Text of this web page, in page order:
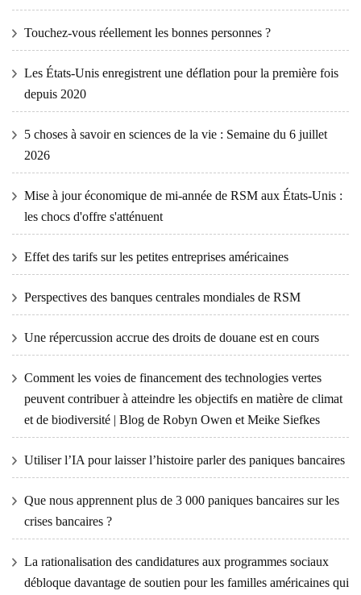
Touchez-vous réellement les bonnes personnes ?
Les États-Unis enregistrent une déflation pour la première fois
depuis 2020
5 choses à savoir en sciences de la vie : Semaine du 6 juillet
2026
Mise à jour économique de mi-année de RSM aux États-Unis :
les chocs d'offre s'atténuent
Effet des tarifs sur les petites entreprises américaines
Perspectives des banques centrales mondiales de RSM
Une répercussion accrue des droits de douane est en cours
Comment les voies de financement des technologies vertes
peuvent contribuer à atteindre les objectifs en matière de climat
et de biodiversité | Blog de Robyn Owen et Meike Siefkes
Utiliser l’IA pour laisser l’histoire parler des paniques bancaires
Que nous apprennent plus de 3 000 paniques bancaires sur les
crises bancaires ?
La rationalisation des candidatures aux programmes sociaux
débloque davantage de soutien pour les familles américaines qui